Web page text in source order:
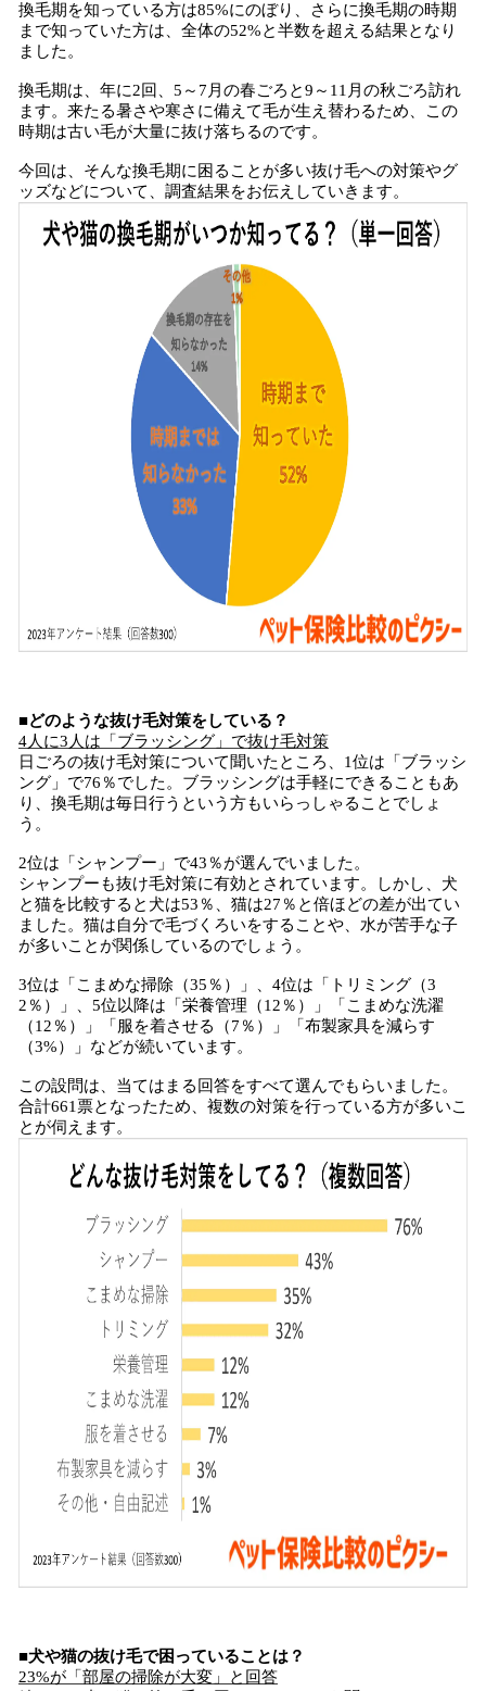
換毛期を知っている方は85%にのぼり、さらに換毛期の時期
まで知っていた方は、全体の52%と半数を超える結果となり
ました。
換毛期は、年に2回、5～7月の春ごろと9～11月の秋ごろ訪れ
ます。来たる暑さや寒さに備えて毛が生え替わるため、この
時期は古い毛が大量に抜け落ちるのです。
今回は、そんな換毛期に困ることが多い抜け毛への対策やグ
ッズなどについて、調査結果をお伝えしていきます。
■どのような抜け毛対策をしている？
4人に3人は「ブラッシング」で抜け毛対策
日ごろの抜け毛対策について聞いたところ、1位は「ブラッシ
ング」で76％でした。ブラッシングは手軽にできることもあ
り、換毛期は毎日行うという方もいらっしゃることでしょ
う。
2位は「シャンプー」で43％が選んでいました。
シャンプーも抜け毛対策に有効とされています。しかし、犬
と猫を比較すると犬は53％、猫は27％と倍ほどの差が出てい
ました。猫は自分で毛づくろいをすることや、水が苦手な子
が多いことが関係しているのでしょう。
3位は「こまめな掃除（35％）」、4位は「トリミング（3
2％）」、5位以降は「栄養管理（12％）」「こまめな洗濯
（12％）」「服を着させる（7％）」「布製家具を減らす
（3%）」などが続いています。
この設問は、当てはまる回答をすべて選んでもらいました。
合計661票となったため、複数の対策を行っている方が多いこ
とが伺えます。
■犬や猫の抜け毛で困っていることは？
23%が「部屋の掃除が大変」と回答